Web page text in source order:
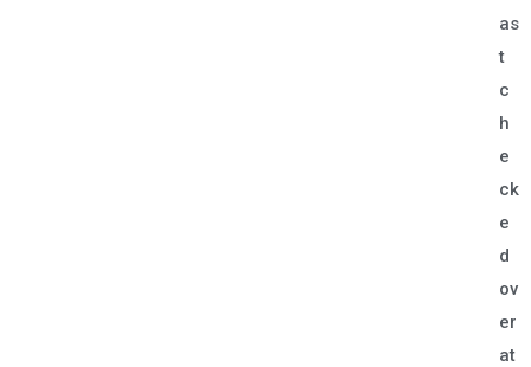
as
t
c
h
e
ck
e
d
ov
er
at